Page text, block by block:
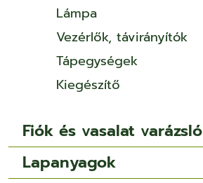
Lámpa
Vezérlők, távirányítók
Tápegységek
Kiegészítő
Fiók és vasalat varázsló
Lapanyagok